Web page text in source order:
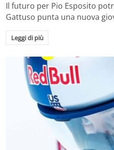
Il futuro per Pio Esposito
Gattuso punta una nuova
Leggi di più